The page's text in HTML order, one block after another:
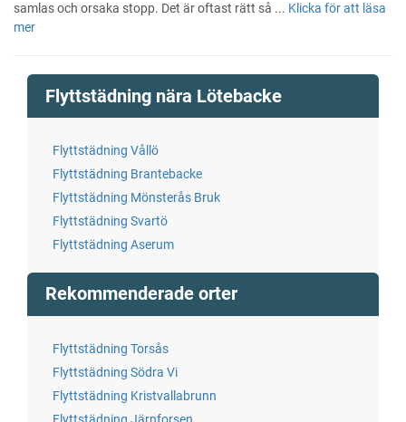
samlas och orsaka stopp. Det är oftast rätt så ... Klicka för att läsa
mer
Flyttstädning nära Lötebacke
Flyttstädning Vållö
Flyttstädning Brantebacke
Flyttstädning Mönsterås Bruk
Flyttstädning Svartö
Flyttstädning Aserum
Rekommenderade orter
Flyttstädning Torsås
Flyttstädning Södra Vi
Flyttstädning Kristvallabrunn